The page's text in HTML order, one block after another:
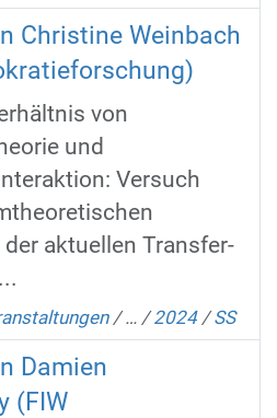
Christine Weinbach
von
und
Versuch
aktuellen Transfer-
/… /2024 /SS
Damien
(FIW